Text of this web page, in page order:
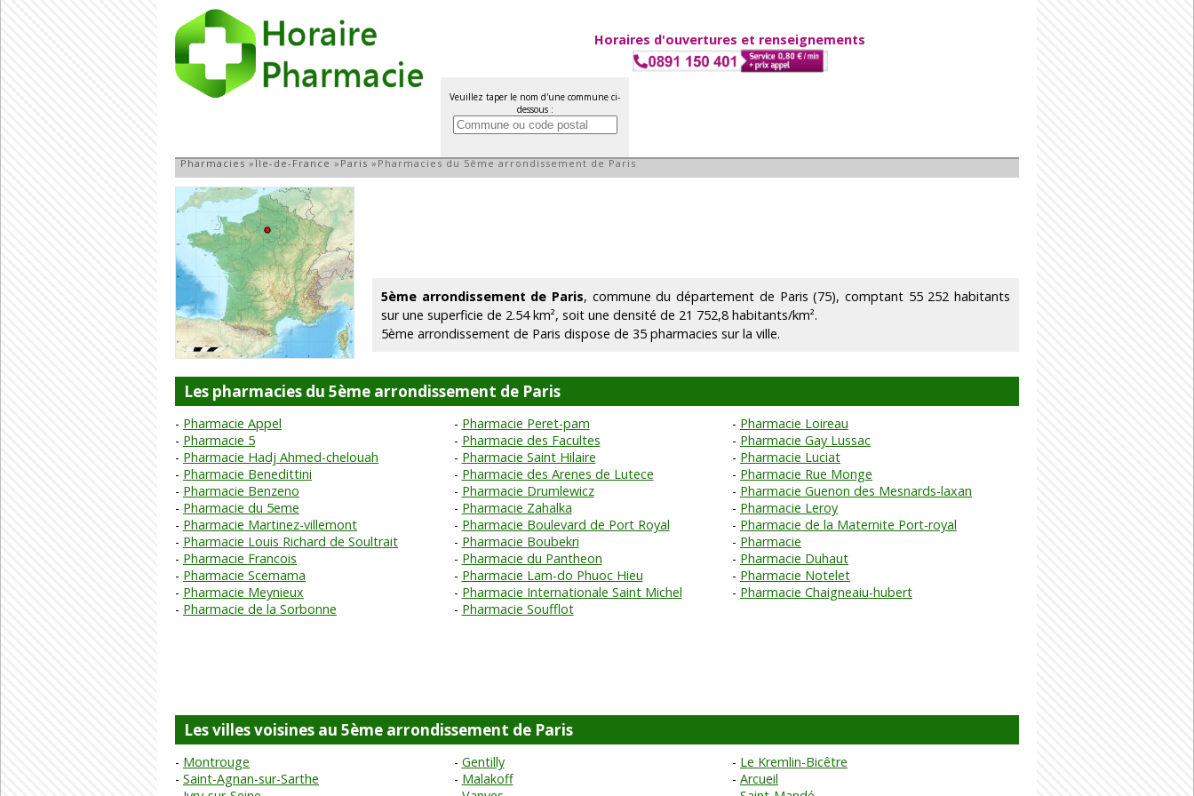
Horaires d'ouvertures et renseignements
Veuillez taper le nom d'une commune ci-
dessous :
Pharmacie au 5ème arrondissement de Paris
Pharmacies»Île-de-France»Paris»Pharmacies du 5ème arrondissement de Paris
5ème arrondissement de Paris, commune du département de Paris (75), comptant 55 252 habitants
sur une superficie de 2.54 km², soit une densité de 21 752,8 habitants/km².
5ème arrondissement de Paris dispose de 35 pharmacies sur la ville.
Les pharmacies du 5ème arrondissement de Paris
Pharmacie Appel Pharmacie Peret-pam
Pharmacie Loireau
Pharmacie 5
Pharmacie des Facultes
Pharmacie Gay Lussac
Pharmacie Hadj Ahmed-chelouah
Pharmacie Saint Hilaire
Pharmacie Luciat
Pharmacie Benedittini
Pharmacie des Arenes de Lutece
Pharmacie Rue Monge
Pharmacie Benzeno
Pharmacie Drumlewicz
Pharmacie Guenon des Mesnards-laxan
Pharmacie du 5eme
Pharmacie Zahalka
Pharmacie Leroy
Pharmacie Martinez-villemont
Pharmacie Boulevard de Port Royal
Pharmacie de la Maternite Port-royal
Pharmacie Louis Richard de Soultrait
Pharmacie Boubekri
Pharmacie
Pharmacie Francois
Pharmacie du Pantheon
Pharmacie Duhaut
Pharmacie Scemama
Pharmacie Lam-do Phuoc Hieu
Pharmacie Notelet
Pharmacie Meynieux
Pharmacie Internationale Saint Michel
Pharmacie Chaigneaiu-hubert
Pharmacie de la Sorbonne
Pharmacie Soufflot
Les villes voisines au 5ème arrondissement de Paris
Montrouge Gentilly
Le Kremlin-Bicêtre
Saint-Agnan-sur-Sarthe
Malakoff
Arcueil